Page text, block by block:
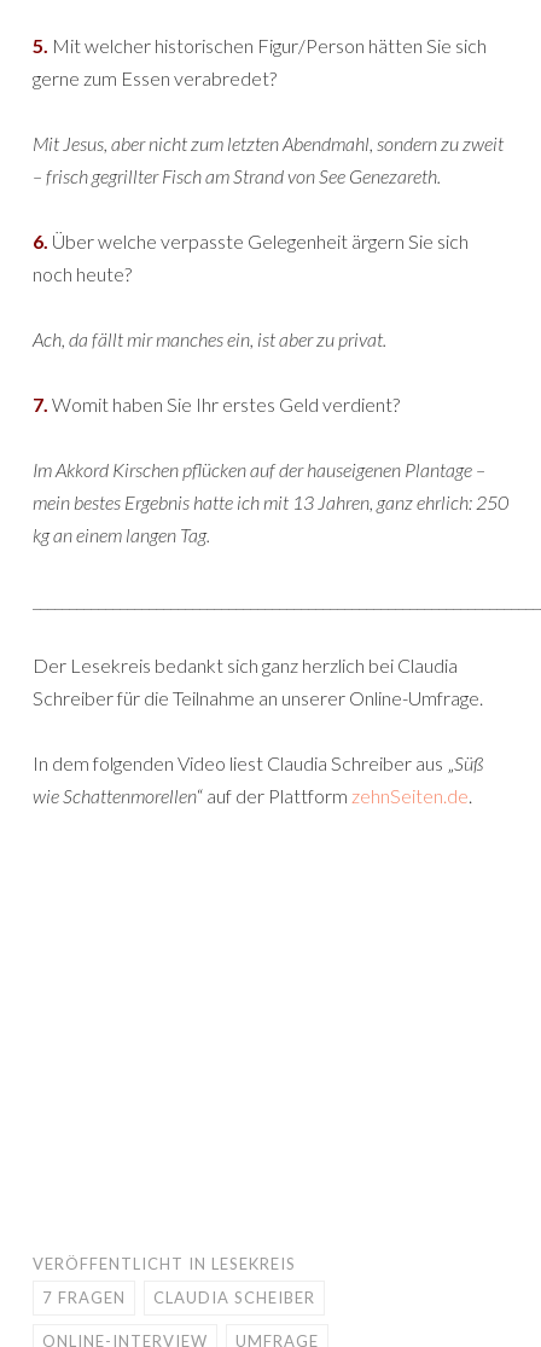
5. Mit welcher historischen Figur/Person hätten Sie sich
gerne zum Essen verabredet?
Mit Jesus, aber nicht zum letzten Abendmahl, sondern zu zweit
– frisch gegrillter Fisch am Strand von See Genezareth.
6. Über welche verpasste Gelegenheit ärgern Sie sich
noch heute?
Ach, da fällt mir manches ein, ist aber zu privat.
7. Womit haben Sie Ihr erstes Geld verdient?
Im Akkord Kirschen pflücken auf der hauseigenen Plantage –
mein bestes Ergebnis hatte ich mit 13 Jahren, ganz ehrlich: 250
kg an einem langen Tag.
Der Lesekreis bedankt sich ganz herzlich bei Claudia
Schreiber für die Teilnahme an unserer Online-Umfrage.
In dem folgenden Video liest Claudia Schreiber aus „Süß
wie Schattenmorellen“ auf der Plattform zehnSeiten.de.
VERÖFFENTLICHT IN LESEKREIS
7 FRAGEN
CLAUDIA SCHEIBER
ONLINE-INTERVIEW UMFRAGE